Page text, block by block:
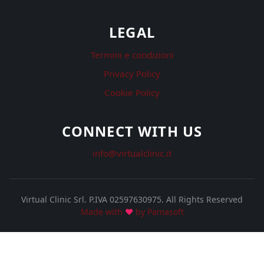
LEGAL
Termini e condizioni
Privacy Policy
Cookie Policy
CONNECT WITH US
info@virtualclinic.it
Virtual Clinic Srl. P.IVA 02597630975. All Rights Reserved
Made with ♥ by Pamasoft